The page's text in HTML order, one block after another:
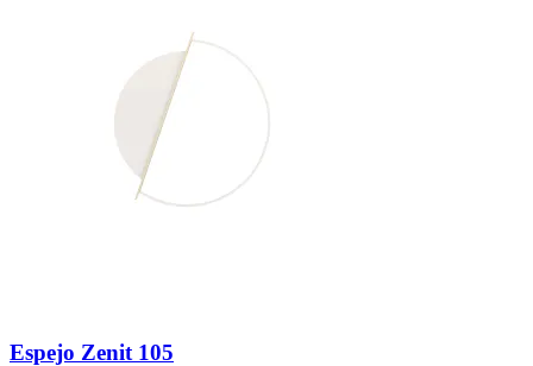
Espejo Zenit 105